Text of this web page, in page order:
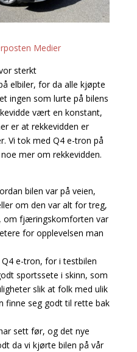
Medier
sterkt
elbiler, for da alle kjøpte
ingen som lurte på bilens
vært en konstant,
er at rekkevidden er
Vi tok med Q4 e-tron på
mer om rekkevidden.
bilen var på veien,
om den var alt for treg,
om fjæringskomforten var
for opplevelsen man
e-tron, for i testbilen
sportssete i skinn, som
slik at folk med ulik
finne seg godt til rette bak
sett før, og det nye
da vi kjørte bilen på vår